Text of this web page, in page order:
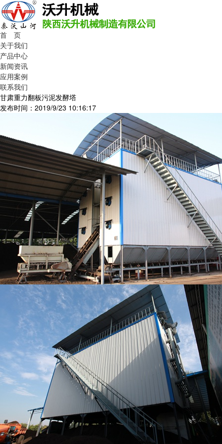
首 页
关于我们
产品中心
新闻资讯
应用案例
联系我们
甘肃重力翻板污泥发酵塔
发布时间：2019/9/23 10:16:17